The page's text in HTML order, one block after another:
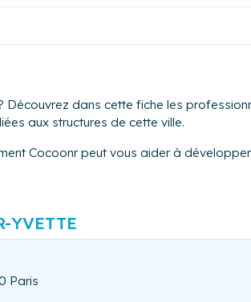
Découvrez dans cette fiche les
aux structures de cette ville.
Cocoonr peut vous aider à
YVETTE
Paris